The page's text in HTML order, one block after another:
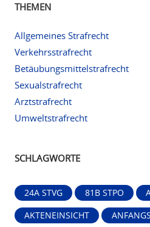
THEMEN
Allgemeines Strafrecht
Verkehrsstrafrecht
Betäubungsmittelstrafrecht
Sexualstrafrecht
Arztstrafrecht
Umweltstrafrecht
SCHLAGWORTE
24A STVG 81B STPO
AKTENEINSICHT